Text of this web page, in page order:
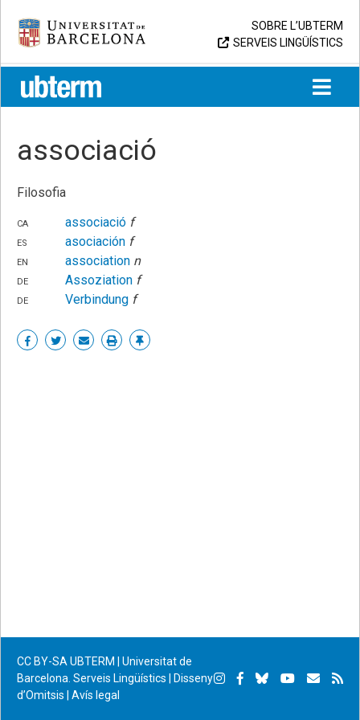
content
Universitat de Barcelona
SOBRE L’UBTERM
SERVEIS LINGÜÍSTICS
UB > UBTERM
associació
Filosofia
ca
associació f
es
asociación f
en
association n
de
Assoziation f
de
Verbindung f
Share ShareSharePrint Enllaç
CC BY-SA UBTERM | Universitat de
Barcelona. Serveis Lingüístics
Disseny
d’Omitsis
Avís legal
Instagram
Facebook
BlueskyYouTube